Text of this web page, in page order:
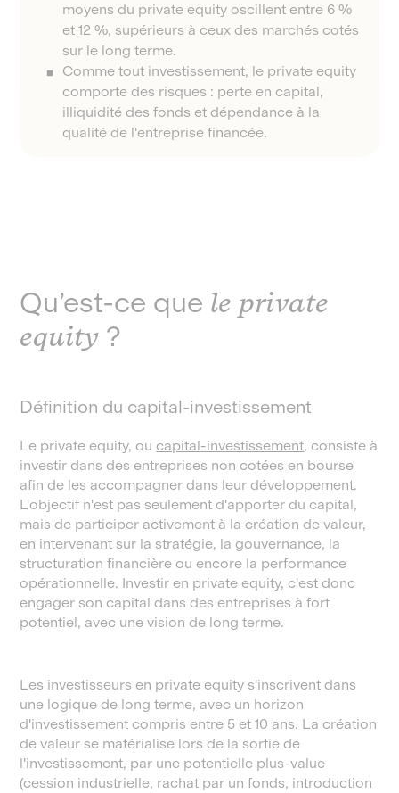
moyens du private equity oscillent entre 6 %
et 12 %, supérieurs à ceux des marchés cotés
sur le long terme.
Comme tout investissement, le private equity
comporte des risques : perte en capital,
illiquidité des fonds et dépendance à la
qualité de l'entreprise financée.
Qu’est-ce que le private
equity ?
Définition du capital-investissement
Le private equity, ou capital-investissement, consiste à
investir dans des entreprises non cotées en bourse
afin de les accompagner dans leur développement.
L'objectif n'est pas seulement d'apporter du capital,
mais de participer activement à la création de valeur,
en intervenant sur la stratégie, la gouvernance, la
structuration financière ou encore la performance
opérationnelle. Investir en private equity, c'est donc
engager son capital dans des entreprises à fort
potentiel, avec une vision de long terme.
Les investisseurs en private equity s'inscrivent dans
une logique de long terme, avec un horizon
d'investissement compris entre 5 et 10 ans. La création
de valeur se matérialise lors de la sortie de
l'investissement, par une potentielle plus-value
(cession industrielle, rachat par un fonds, introduction